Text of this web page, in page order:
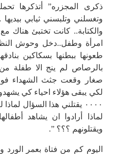
ذكرى المجزره” أتذكرها
وتغسلني وتلبسني ثيابي
والكتابة.. كانت تختبئ هناك
امرأة وطفل..دخل وحوش
طعونها ببطنها بسكاكين
بالرصاص لم ينج الا طفلة من
صغار وقعت جثث الشهداء
لكي يبقى هؤلاء احياء كي
٠٠٠٠ يقتلني هذا السؤال
لماذا أرادوا ان يشاهد
ويقتلونهم ؟؟؟ ”.
اليوم كم من فتاة بعمر الورد